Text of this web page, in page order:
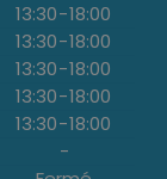
13:30-18:00
13:30-18:00
13:30-18:00
13:30-18:00
13:30-18:00
-